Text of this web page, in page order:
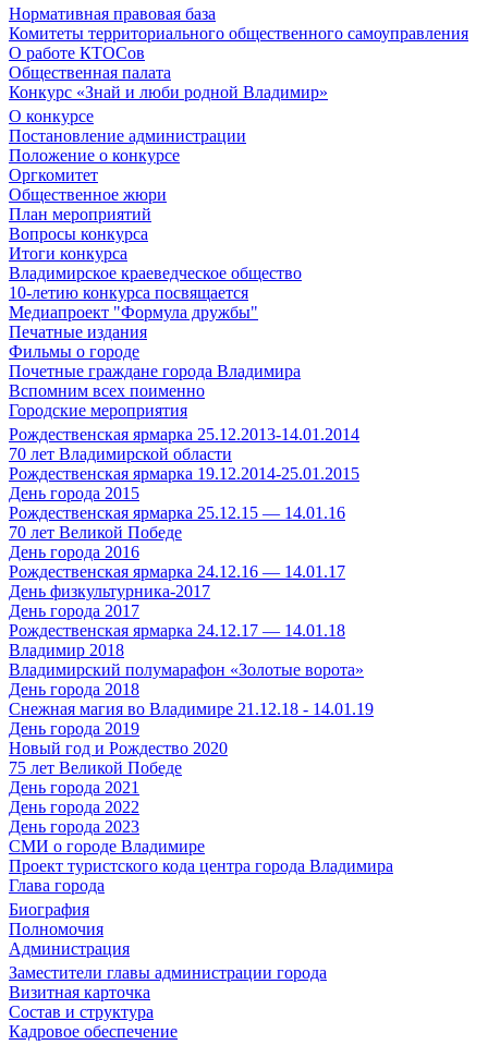
Нормативная правовая база
Комитеты территориального общественного самоуправления
О работе КТОСов
Общественная палата
Конкурс «Знай и люби родной Владимир»
О конкурсе
Постановление администрации
Положение о конкурсе
Оргкомитет
Общественное жюри
План мероприятий
Вопросы конкурса
Итоги конкурса
Владимирское краеведческое общество
10-летию конкурса посвящается
Медиапроект "Формула дружбы"
Печатные издания
Фильмы о городе
Почетные граждане города Владимира
Вспомним всех поименно
Городские мероприятия
Рождественская ярмарка 25.12.2013-14.01.2014
70 лет Владимирской области
Рождественская ярмарка 19.12.2014-25.01.2015
День города 2015
Рождественская ярмарка 25.12.15 — 14.01.16
70 лет Великой Победе
День города 2016
Рождественская ярмарка 24.12.16 — 14.01.17
День физкультурника-2017
День города 2017
Рождественская ярмарка 24.12.17 — 14.01.18
Владимир 2018
Владимирский полумарафон «Золотые ворота»
День города 2018
Снежная магия во Владимире 21.12.18 - 14.01.19
День города 2019
Новый год и Рождество 2020
75 лет Великой Победе
День города 2021
День города 2022
День города 2023
СМИ о городе Владимире
Проект туристского кода центра города Владимира
Глава города
Биография
Полномочия
Администрация
Заместители главы администрации города
Визитная карточка
Состав и структура
Кадровое обеспечение